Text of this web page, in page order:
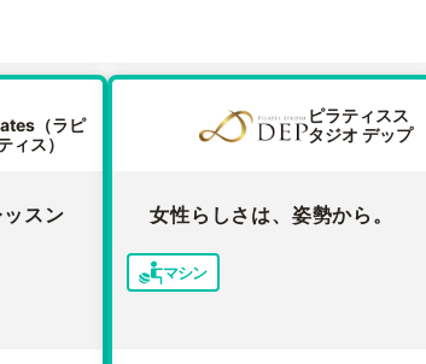
（ラピ
ィス）
スン
ピラティスス
タジオ デップ
女性らしさは、姿勢から。
マシン